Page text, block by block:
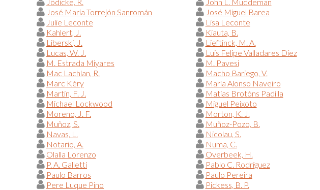
José María Torrejón Sanromán
José Miguel Barea
Julie Leconte
Lisa Leconte
Kahlert, J.
Kiauta, B.
Liberski, J.
Lieftinck, M. A.
Lucas, W. J.
Luis Felipe Valladares Díez
M. Estrada Miyares
M. Pavesi
Mac Lachlan, R.
Macho Bariego, V.
Marc Kéry
María Alonso Naveiro
Martín, F. J.
Matías Brotóns Padilla
Michael Lockwood
Miguel Peixoto
Moreno, J. F.
Morton, K. J.
Muñoz, S.
Muñoz-Pozo, B.
Navas, L.
Nicolau, S.
Notario, A.
Numa, C.
Olalla Lorenzo
Overbeek, H.
P. A. Galletti
Pablo C. Rodríguez
Paulo Barros
Paulo Pereira
Pere Luque Pino
Pickess, B. P.